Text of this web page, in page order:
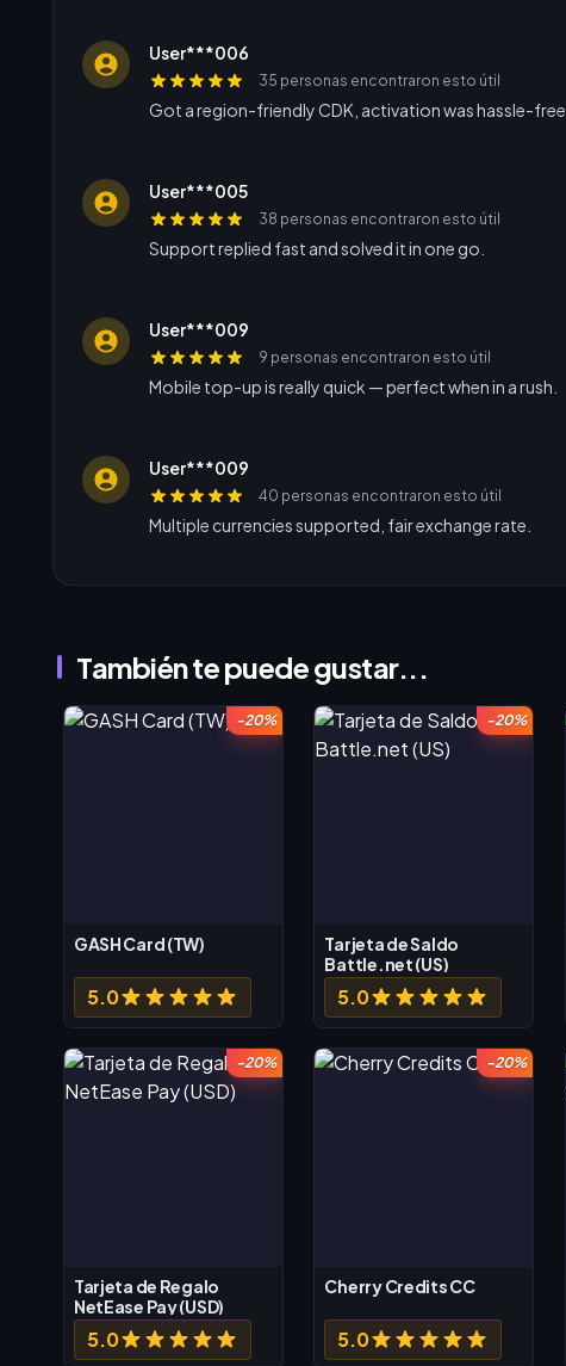
User***006
35 personas encontraron esto útil
Got a region-friendly CDK, activation was hassle-free.
User***005
38 personas encontraron esto útil
Support replied fast and solved it in one go.
User***009
9 personas encontraron esto útil
Mobile top-up is really quick — perfect when in a rush.
User***009
40 personas encontraron esto útil
Multiple currencies supported, fair exchange rate.
También te puede gustar...
-20%
GASH Card (TW)
5.0
-20%
Tarjeta de Saldo
Battle.net (US)
5.0
-20%
Tarjeta de Regalo
NetEase Pay (USD)
5.0
-20%
Cherry Credits CC
5.0